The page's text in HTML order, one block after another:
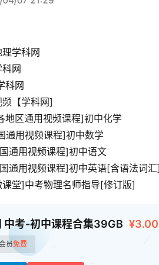
学科网
网
科网
【学科网]
地区通用视频课程]初中化学
通用视频课程]初中数学
通用视频课程]初中语文
通用视频课程]初中英语[含语法词
课堂]中考物理名师指导[修订版]
中考-初中课程合集39GB ¥3.00
员免费